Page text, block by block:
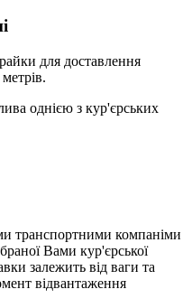
для доставлення
однією з кур'єрських
транспортними компаніми
Вами кур'єрської
залежить від ваги та
відвантаження